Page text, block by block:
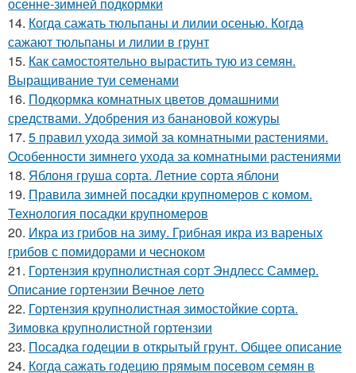
14. Когда сажать тюльпаны и лилии осенью. Когда
сажают тюльпаны и лилии в грунт
15. Как самостоятельно вырастить тую из семян.
Выращивание туи семенами
16. Подкормка комнатных цветов домашними
средствами. Удобрения из банановой кожуры
17. 5 правил ухода зимой за комнатными растениями.
Особенности зимнего ухода за комнатными растениями
18. Яблоня груша сорта. Летние сорта яблони
19. Правила зимней посадки крупномеров с комом.
Технология посадки крупномеров
20. Икра из грибов на зиму. Грибная икра из вареных
грибов с помидорами и чесноком
21. Гортензия крупнолистная сорт Эндлесс Саммер.
Описание гортензии Вечное лето
22. Гортензия крупнолистная зимостойкие сорта.
Зимовка крупнолистной гортензии
23. Посадка годеции в открытый грунт. Общее описание
24. Когда сажать годецию прямым посевом семян в